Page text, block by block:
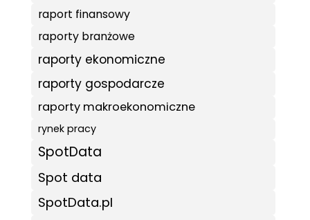
raport finansowy
raporty branżowe
raporty ekonomiczne
raporty gospodarcze
raporty makroekonomiczne
rynek pracy
SpotData
Spot data
SpotData.pl